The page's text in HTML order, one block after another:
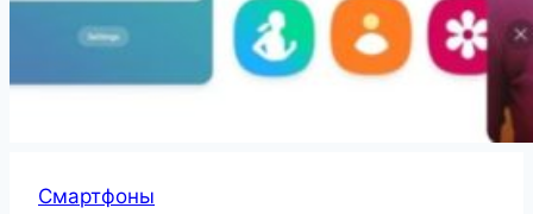
Смартфоны